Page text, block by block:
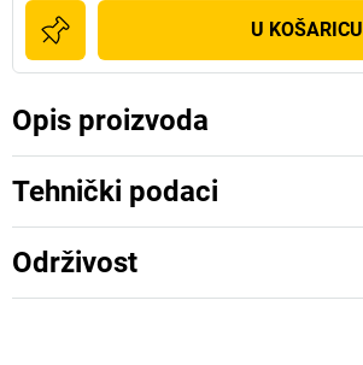
U KOŠARICU
Opis proizvoda
Tehnički podaci
Održivost